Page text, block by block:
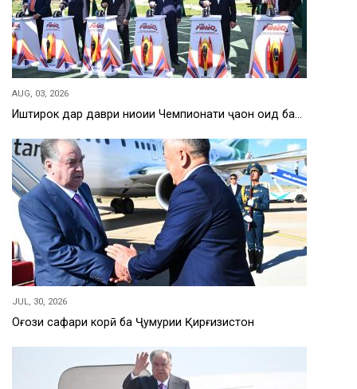
AUG, 03, 2026
Иштирок дар даври ниҳоии Чемпионати ҷаҳон оид ба…
JUL, 30, 2026
Оғози сафари корӣ ба Ҷумҳурии Қирғизистон